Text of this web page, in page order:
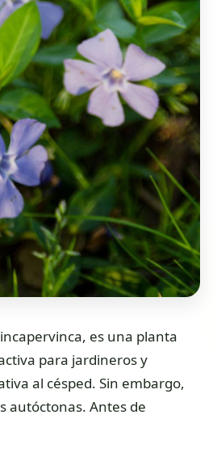
es una planta
para jardineros y
al césped. Sin embargo,
autóctonas. Antes de